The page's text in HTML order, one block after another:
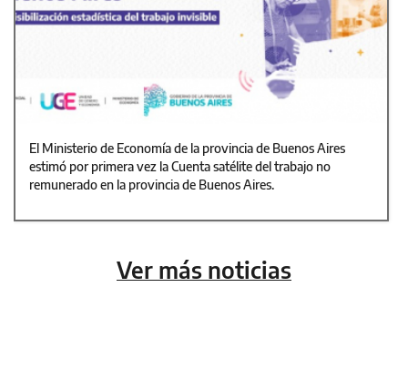
El Ministerio de Economía de la provincia de Buenos Aires
estimó por primera vez la Cuenta satélite del trabajo no
remunerado en la provincia de Buenos Aires.
Ver más noticias